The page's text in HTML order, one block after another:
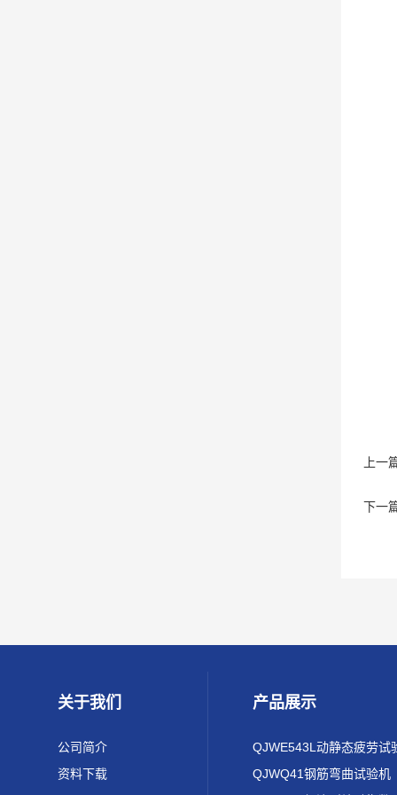
上一
下一
关于我们
公司简介
资料下载
产品展示
QJWE543L动静态疲劳试
QJWQ41钢筋弯曲试验机